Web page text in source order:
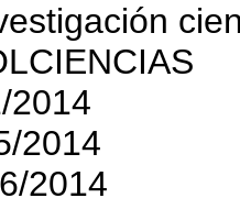
2014
2014
2014